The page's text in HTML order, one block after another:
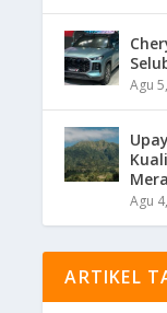
Agu
Agu
ARTIKEL